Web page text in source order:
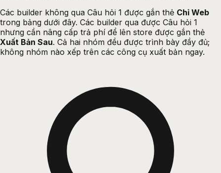
Các builder không qua Câu hỏi 1 được gắn thẻ Chỉ Web
trong bảng dưới đây. Các builder qua được Câu hỏi 1
nhưng cần nâng cấp trả phí để lên store được gắn thẻ
Xuất Bản Sau. Cả hai nhóm đều được trình bày đầy đủ;
không nhóm nào xếp trên các công cụ xuất bản ngay.